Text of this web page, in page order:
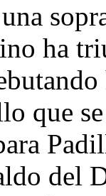
ha
que
del